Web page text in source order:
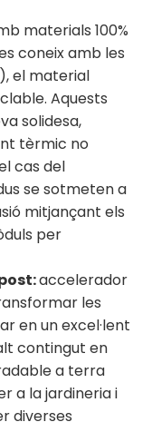
materials 100%
coneix amb les
el material
Aquests
solidesa,
tèrmic no
cas del
se sotmeten a
mitjançant els
per
accelerador
les
en un excel·lent
contingut en
a terra
a la jardineria i
diverses